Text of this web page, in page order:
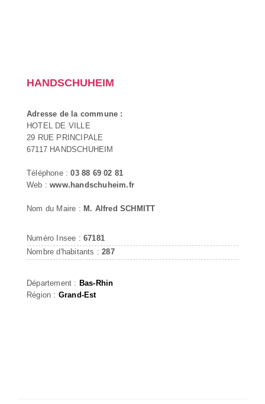
HANDSCHUHEIM
Adresse de la commune :
HOTEL DE VILLE
29 RUE PRINCIPALE
67117 HANDSCHUHEIM
Téléphone :03 88 69 02 81
Web :www.handschuheim.fr
Nom du Maire : M. Alfred SCHMITT
Numéro Insee : 67181
Nombre d'habitants :287
Département : Bas-Rhin
Région : Grand-Est